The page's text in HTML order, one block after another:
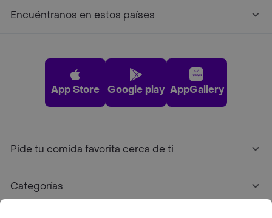
Encuéntranos en estos países
App Store Google play AppGallery
Pide tu comida favorita cerca de ti
Categorías